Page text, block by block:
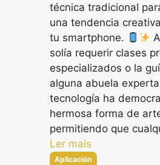
técnica tradicional
una tendencia
tu smartphone.
solía requerir clases
especializados o la
alguna abuela
tecnología ha
hermosa forma de
permitiendo que
Ler mais
Categorias
Aplicación